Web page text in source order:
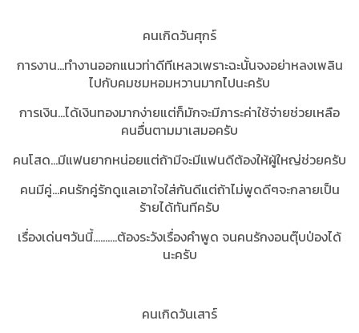
คนเกิดวันศุกร์
การงาน...ทำงานออกแนวท่าดีทีเหลวเพราะฉะนั้นจงอย่าหลงเพลิน
ไปกับคมชมหอมหวานมากไปนะครับ
การเงิน...ได้เงินทองมากง่ายแต่ก็มักจะมีภาระค่าใช้จ่ายช่วยเหลือ
คนอื่นตามมาเสมอครับ
คนโสด...มีแฟนยากหน่อยแต่ถ้ามีจะมีแฟนดีต้องให้ผู้ใหญ่ช่วยครับ
คนมีคู่...คนรักคู่รักดูแลเอาใจใส่กันดีแต่ถ้าไม่พูดดีๆจะกลายเป็น
ร้ายได้ทันทีครับ
เรื่องเด่นๆวันนี้..........ต้องระวังเรื่องคำพูด จนคนรักงอนตุ๊บป่องได้
นะครับ
คนเกิดวันเสาร์